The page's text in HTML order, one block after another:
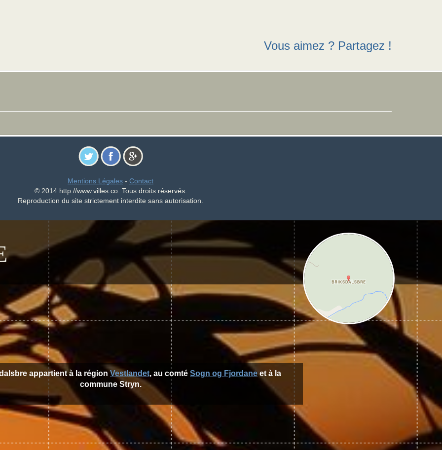
Vous aimez ? Partagez !
Mentions Légales - Contact
© 2014 http://www.villes.co. Tous droits réservés.
Reproduction du site strictement interdite sans autorisation.
appartient à la régionVestlandet, au comté Sogn og Fjordaneet à la
commune Stryn.